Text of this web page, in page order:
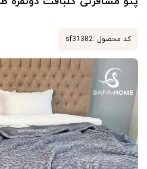
کد محصول :sf31382